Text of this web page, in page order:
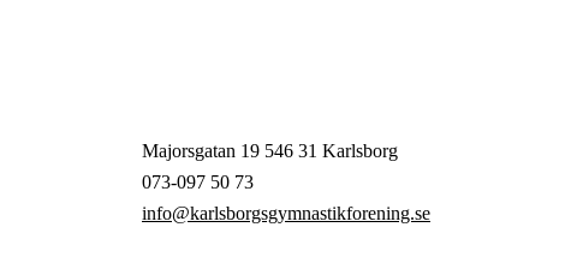
Majorsgatan 19 546 31 Karlsborg
073-097 50 73
info@karlsborgsgymnastikforening.se